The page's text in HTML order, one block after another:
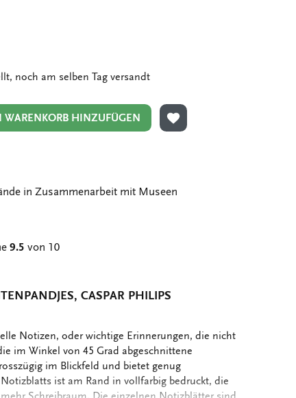
noch am selben Tag versandt
WARENKORB HINZUFÜGEN
ZUR WUNSCHLISTE
in Zusammenarbeit mit Museen
9.5 von 10
CASPAR PHILIPS
Notizen, oder wichtige Erinnerungen, die nicht
im Winkel von 45 Grad abgeschnittene
im Blickfeld und bietet genug
ist am Rand in vollfarbig bedruckt, die